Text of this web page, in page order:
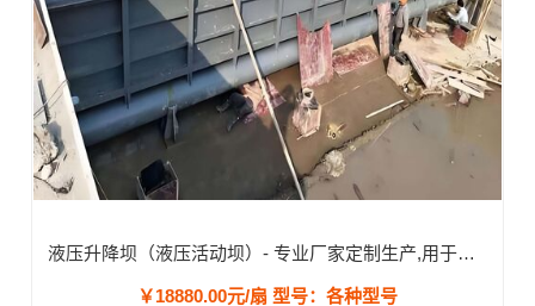
液压升降坝（液压活动坝）- 专业厂家定制生产,用于河道/防汛工程
￥18880.00元/扇 型号：各种型号